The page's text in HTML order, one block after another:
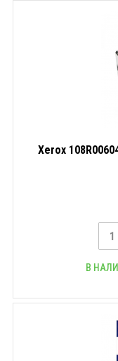
Xerox
В